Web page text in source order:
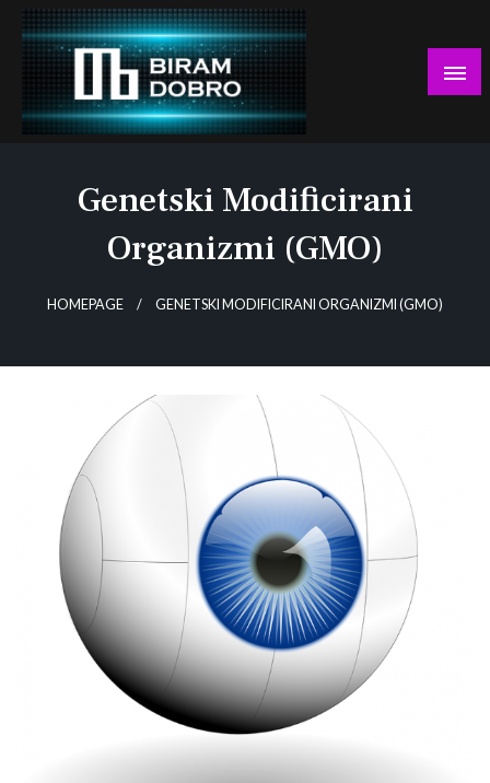
Skip
content
Genetski Modificirani
Organizmi (GMO)
HOMEPAGE GENETSKI MODIFICIRANI ORGANIZMI (GMO)